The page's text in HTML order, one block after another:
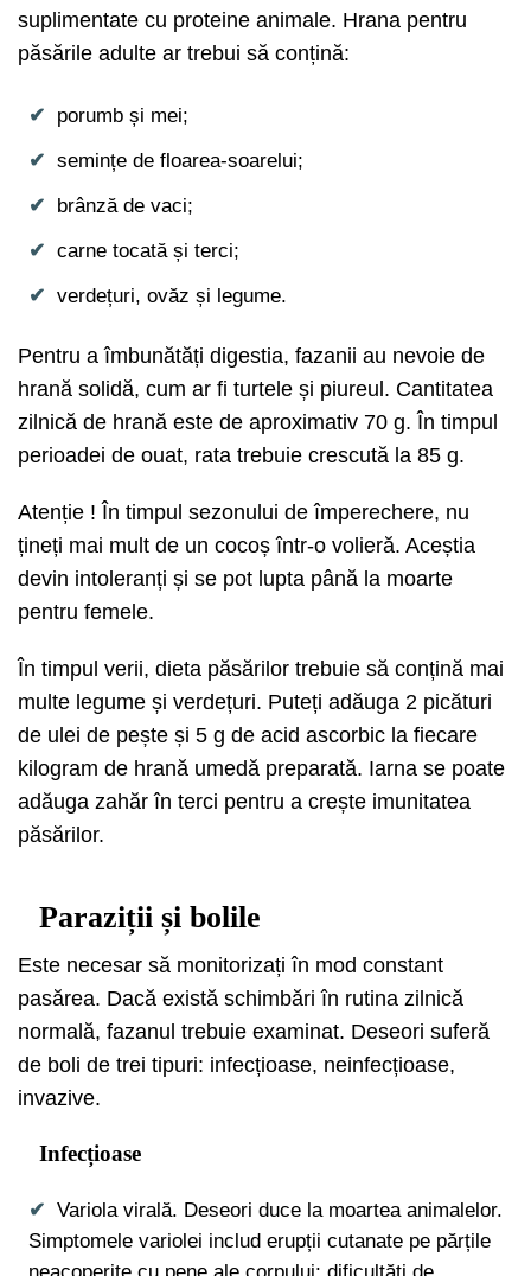
suplimentate cu proteine animale. Hrana pentru
păsările adulte ar trebui să conțină:
porumb și mei;
semințe de floarea-soarelui;
brânză de vaci;
carne tocată și terci;
verdețuri, ovăz și legume.
Pentru a îmbunătăți digestia, fazanii au nevoie de
hrană solidă, cum ar fi turtele și piureul. Cantitatea
zilnică de hrană este de aproximativ 70 g. În timpul
perioadei de ouat, rata trebuie crescută la 85 g.
Atenție ! În timpul sezonului de împerechere, nu
țineți mai mult de un cocoș într-o volieră. Aceștia
devin intoleranți și se pot lupta până la moarte
pentru femele.
În timpul verii, dieta păsărilor trebuie să conțină mai
multe legume și verdețuri. Puteți adăuga 2 picături
de ulei de pește și 5 g de acid ascorbic la fiecare
kilogram de hrană umedă preparată. Iarna se poate
adăuga zahăr în terci pentru a crește imunitatea
păsărilor.
Paraziții și bolile
Este necesar să monitorizați în mod constant
pasărea. Dacă există schimbări în rutina zilnică
normală, fazanul trebuie examinat. Deseori suferă
de boli de trei tipuri: infecțioase, neinfecțioase,
invazive.
Infecțioase
Variola virală. Deseori duce la moartea animalelor.
Simptomele variolei includ erupții cutanate pe părțile
neacoperite cu pene ale corpului; dificultăți de